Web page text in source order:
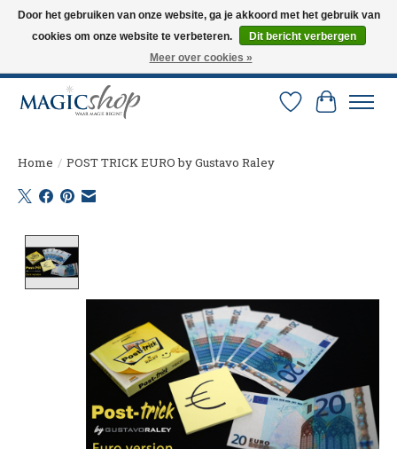
Altijd de nieuwste trucs op voorraad. Snelle verzending via PostNL en DHL.
Langskomen in onze winkel? Bel of mail om een afspraak te maken. 0251-
Verlanglijst
Home / POST TRICK EURO by Gustavo Raley
Door het gebruiken van onze website, ga je akkoord met het gebruik van
cookies om onze website te verbeteren.
Dit bericht verbergen
Meer over cookies »